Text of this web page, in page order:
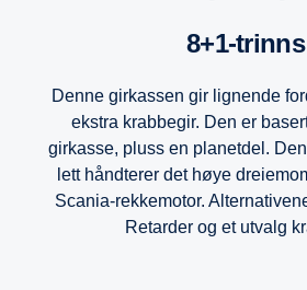
8+1-trinns
Denne girkassen gir lignende
ekstra krabbegir. Den er
girkasse, pluss en planetdel.
lett håndterer det høye
Scania-rekkemotor.
Retarder og et utvalg